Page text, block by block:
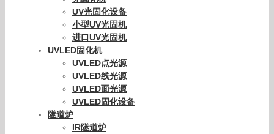
UV光固化设备
小型UV光固机
进口UV光固机
UVLED固化机
UVLED点光源
UVLED线光源
UVLED面光源
UVLED固化设备
隧道炉
IR隧道炉